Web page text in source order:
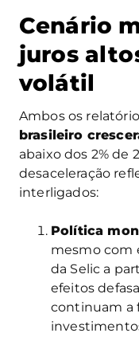
Cenário
juros
volátil
Ambos os
brasileiro
abaixo dos 2% de
desaceleração
interligados:
Política
mesmo com
da Selic a
efeitos
continuam a